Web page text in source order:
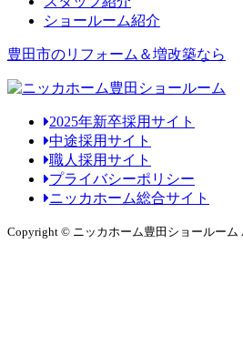
ショールーム紹介
豊田市のリフォーム＆増改築なら
2025年新卒採用サイト
中途採用サイト
職人採用サイト
プライバシーポリシー
ニッカホーム総合サイト
Copyright © ニッカホーム豊田ショールーム